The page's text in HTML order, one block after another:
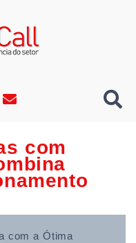
com
com a Ótima